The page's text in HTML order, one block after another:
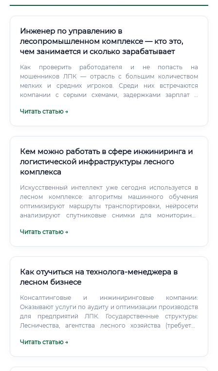
Инженер по управлению в
лесопромышленном комплексе — кто это,
чем занимается и сколько зарабатывает
Как проверить работодателя и не попасть на
мошенников ЛПК — отрасль с большим количеством
мелких и средних игроков. Среди них встречаются
компании с серыми схемами, задержками зарплат и
Читать статью →
Кем можно работать в сфере инжиниринга и
логистической инфраструктуры лесного
комплекса
Искусственный интеллект уже сегодня используется в
лесном комплексе: алгоритмы машинного обучения
оптимизируют маршруты транспортировки, нейросети
анализируют спутниковые снимки для мониторинга
складскими операциями. Однако ИИ не способен
государственными органами; Физическое присутствие на
объектах, оценку ситуации «на месте»; Творческое
Управление командами и межличностные коммуникации.
Наоборот, специалисты, умеющие работать с ИИ-
инструментами, окажутся в выигрышном положении: они
смогут обрабатывать в разы больший объём данных,
значительно эффективнее своих конкурентов.
Читать статью →
Как отучиться на технолога-менеджера в
лесном бизнесе
Консалтинговые и инжиниринговые компании:
Оказывают услуги по аудиту и оптимизации производств
для предприятий ЛПК. Государственные структуры:
Лесничества, агентства лесного хозяйства (требуется
Читать статью →